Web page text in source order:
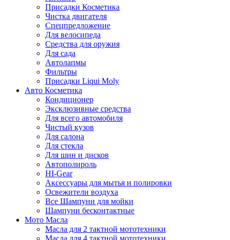
Присадки Косметика
Чистка двигателя
Спецпредложение
Для велосипеда
Средства для оружия
Для сада
Автолапмы
Фильтры
Присадки Liqui Moly
Авто Косметика
Кондиционер
Эксклюзивные средства
Для всего автомобиля
Чистый кузов
Для салона
Для стекла
Для шин и дисков
Автополироль
HI-Gear
Аксессуары для мытья и полировки
Освежители воздуха
Все Шампуни для мойки
Шампуни бесконтактные
Мото Масла
Масла для 2 тактной мототехники
Масла для 4 тактной мототехники